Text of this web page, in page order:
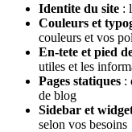
Identite du site :
Couleurs et
couleurs et vos
En-tete et pied
utiles et les
Pages statiques :
de blog
Sidebar et
selon vos besoins